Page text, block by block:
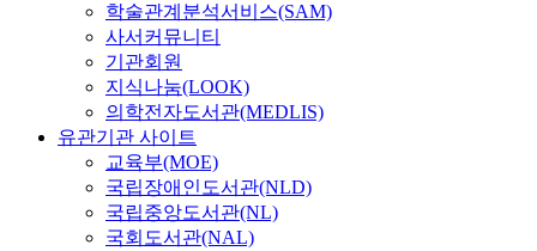
학술관계분석서비스(SAM)
사서커뮤니티
기관회원
지식나눔(LOOK)
의학전자도서관(MEDLIS)
유관기관 사이트
교육부(MOE)
국립장애인도서관(NLD)
국립중앙도서관(NL)
국회도서관(NAL)